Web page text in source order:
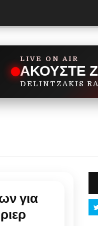
LIVE ON AIR
ΑΚΟΥΣΤΕ
DELINTZAKIS
για